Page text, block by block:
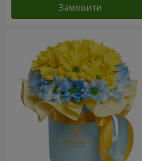
Замовити